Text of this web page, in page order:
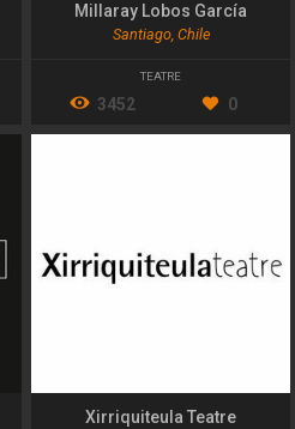
Millaray Lobos García
Santiago, Chile
TEATRE
3452 0
Xirriquiteula Teatre